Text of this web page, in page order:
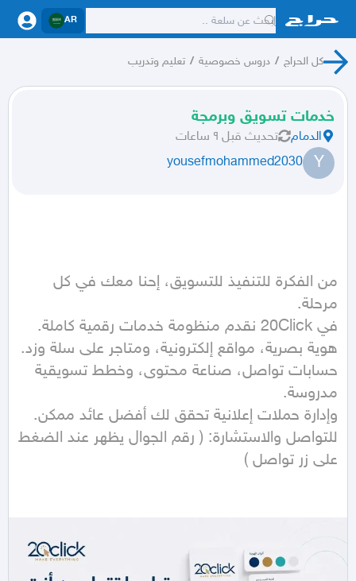
AR
كل الحراج / دروس خصوصية / تعليم وتدريب
خدمات تسويق وبرمجة
الدمام تحديث قبل ٩ ساعات
Y
yousefmohammed2030
على زر تواصل )